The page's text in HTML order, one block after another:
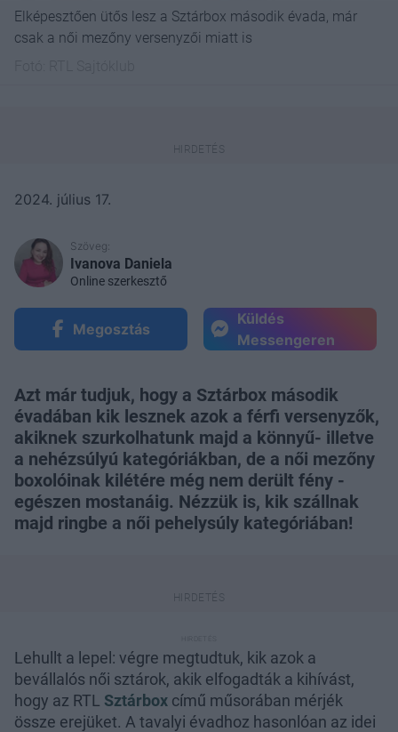
Elképesztően ütős lesz a Sztárbox második évada, már
csak a női mezőny versenyzői miatt is
2024. július 17.
Szöveg:
Ivanova Daniela
Online szerkesztő
Megosztás
Küldés
Messengeren
Azt már tudjuk, hogy a Sztárbox második
évadában kik lesznek azok a férfi versenyzők,
akiknek szurkolhatunk majd a könnyű- illetve
a nehézsúlyú kategóriákban, de a női mezőny
boxolóinak kilétére még nem derült fény -
egészen mostanáig. Nézzük is, kik szállnak
majd ringbe a női pehelysúly kategóriában!
Lehullt a lepel: végre megtudtuk, kik azok a
bevállalós női sztárok, akik elfogadták a kihívást,
hogy az RTL Sztárbox című műsorában mérjék
össze erejüket. A tavalyi évadhoz hasonlóan az idei